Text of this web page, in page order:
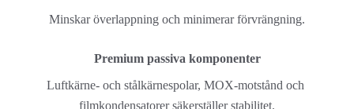
Minskar överlappning och minimerar förvrängning.
Premium passiva komponenter
Luftkärne- och stålkärnespolar, MOX-motstånd och
filmkondensatorer säkerställer stabilitet.